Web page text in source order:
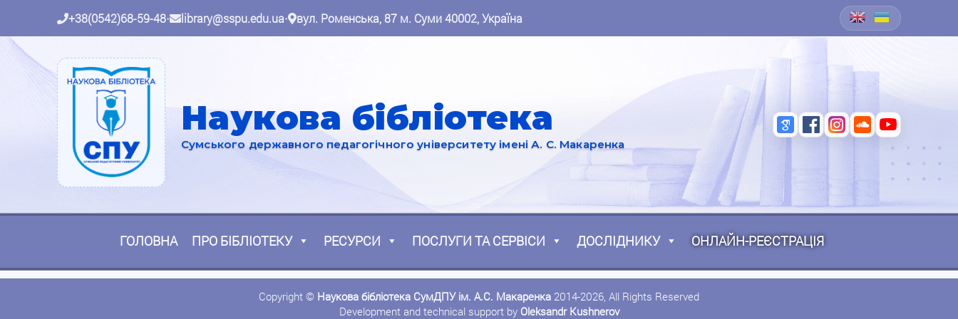
+38(0542)68-59-48• library@sspu.edu.ua• вул. Роменська, 87 м. Суми 40002, Україна
Наукова бібліотека
Сумського державного педагогічного університету імені А. С. Макаренка
ГОЛОВНА ПРО БІБЛІОТЕКУ РЕСУРСИ ПОСЛУГИ ТА СЕРВІСИ ДОСЛІДНИКУ ОНЛАЙН-РЕЄСТРАЦІЯ
Copyright © Наукова бібліотека СумДПУ ім. А.С. Макаренка 2014-2026, All Rights Reserved
Development and technical support by Oleksandr Kushnerov